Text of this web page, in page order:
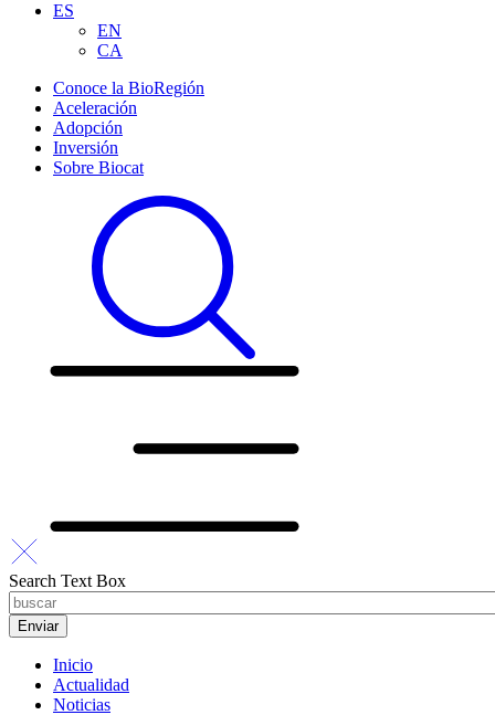
ES
EN
CA
Conoce la BioRegión
Aceleración
Adopción
Inversión
Sobre Biocat
Search Text Box
Inicio
Actualidad
Noticias